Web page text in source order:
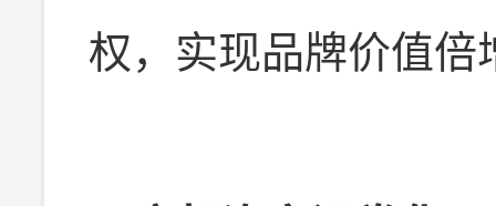
权，实现品牌价值倍